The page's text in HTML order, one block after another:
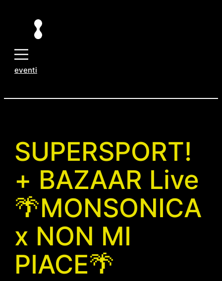
contenuto
eventi
SUPERSPORT!
+ BAZAAR Live
🌴MONSONICA
x NON MI
PIACE🌴